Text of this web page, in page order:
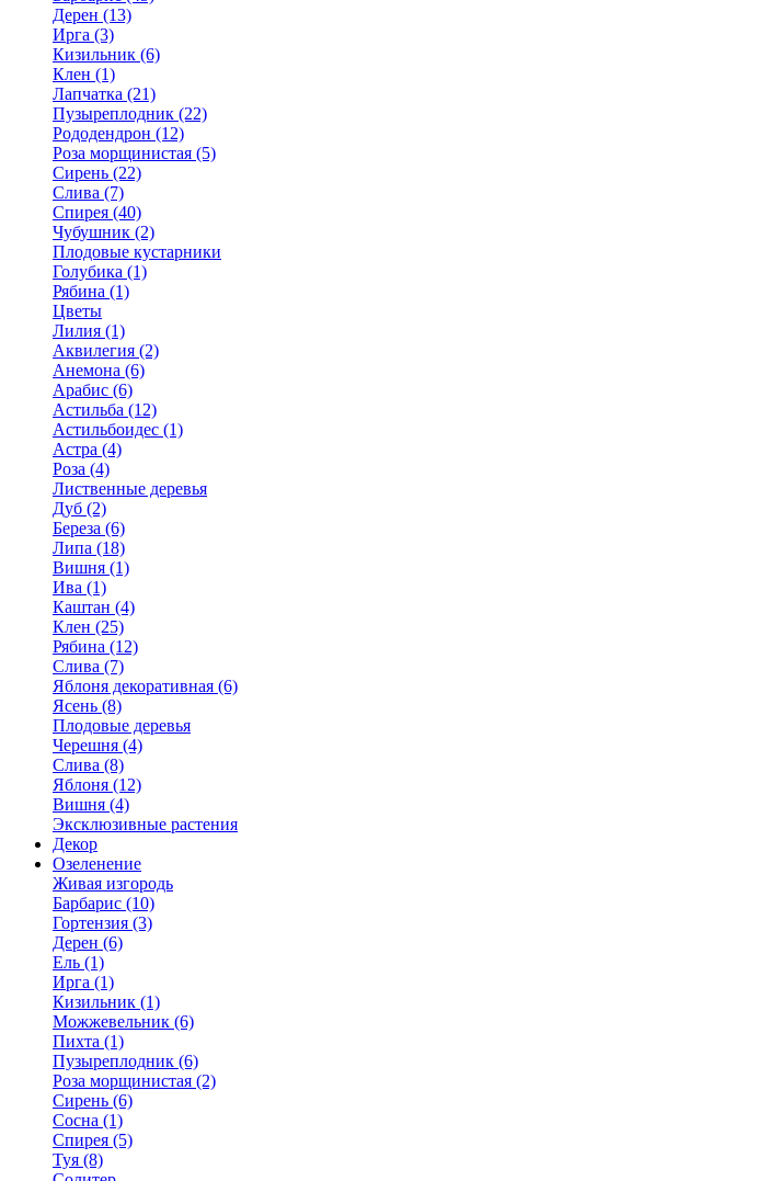
Дерен (13)
Ирга (3)
Кизильник (6)
Клен (1)
Лапчатка (21)
Пузыреплодник (22)
Рододендрон (12)
Роза морщинистая (5)
Сирень (22)
Слива (7)
Спирея (40)
Чубушник (2)
Плодовые кустарники
Голубика (1)
Рябина (1)
Цветы
Лилия (1)
Аквилегия (2)
Анемона (6)
Арабис (6)
Астильба (12)
Астильбоидес (1)
Астра (4)
Роза (4)
Лиственные деревья
Дуб (2)
Береза (6)
Липа (18)
Вишня (1)
Ива (1)
Каштан (4)
Клен (25)
Рябина (12)
Слива (7)
Яблоня декоративная (6)
Ясень (8)
Плодовые деревья
Черешня (4)
Слива (8)
Яблоня (12)
Вишня (4)
Эксклюзивные растения
Декор
Озеленение
Живая изгородь
Барбарис (10)
Гортензия (3)
Дерен (6)
Ель (1)
Ирга (1)
Кизильник (1)
Можжевельник (6)
Пихта (1)
Пузыреплодник (6)
Роза морщинистая (2)
Сирень (6)
Сосна (1)
Спирея (5)
Туя (8)